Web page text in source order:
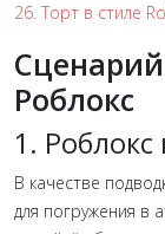
26. Торт в стиле
Роблокс
1.
В качестве
для погружения в